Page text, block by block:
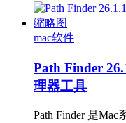
mac软件
Path Finder
理器工具
Path Finder 是